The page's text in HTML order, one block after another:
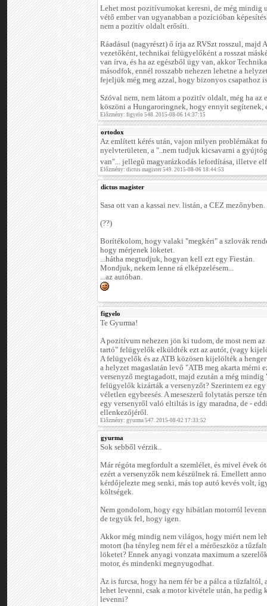
Lehet most pozitívumokat keresni, de még mindig
vétő ember van ugyanabban a pozícióban
nem a pozitív oldalt erősíti.
Ráadásul (nagyrészt) ő írja az RVSzt rosszul, majd
vezetőként, technikai felügyelőként a rosszat
van írva, és ha az egészből ügy van, akkor
másodfok, ennél rosszabb nehezen lehetne a
fejeljük még meg azzal, hogy bizonyos csapathoz
Szóval nem, nem látom a pozitív oldalt, még ha az
köszöni a Hungaroringnek, hogy ennyit segítenek,
Előzmény: figyelo 548. 2015-08-06 14:37:15
ortodox
Az említett kérés után, vajon milyen problémákat
nyelvterületen, a "..nem tudjuk kicsavarni a
van"... jellegű magyarázkodás lefordítása, illetve
Előzmény: dictus magister 549. 2015-08-06 18:44:53
dictus magister
Sasa ott van a kassai nev. listán, a CEZ mezőnyben.
(??)
Borítékolom, hogy valaki "megkéri" a szlovák
hogy mérjenek löketet.
...hátha megtudjuk, hogyan kell ezt egy Fiestán.
Mondjuk, nekem lenne rá elképzelésem...
...az autóban.
figyelo
Te Gyurma!
A pozitívum nehezen jön ki tudom, de most nem
tartó" felügyelők elküldték ezt az autót, (vagy
A felügyelők és az ATB közösen kijelölték a
a helyzet magaslatán levő "ATB meg akarta mérni
versenyző megtagadott, majd ezután a még
felügyelők kizárták a versenyzőt? Szerintem ez
véletlen egybeesés. A meseszerű folytatás persze
egy versenyről való eltiltás is így maradna, de -
ellenkezőjéről.
Előzmény: gyurma 547. 2015-08-02 17:33:52
gyurma
Sok sebből vérzik..
Már régóta megfordult a szemlélet, és mivel évek
ezért a versenyzők nem készülnek rá. Emellett
kérdőjelezte meg senki, más top autó kevés volt,
költségek.
Nem gondolom, hogy egy hibátlan motorról
de tegyük fel, hogy igen.
Akkor még mindig nem világos, hogy miért nem
motort (ha tényleg nem fér el a mérőeszköz a
löketet? Ennek anyagi vonzata maximum a
motor, és mindenki megnyugodhat.
Az is furcsa, hogy ha nem fér be a pálca a
lehet levenni, csak a motor kivétele után, ha pedig
levenni?